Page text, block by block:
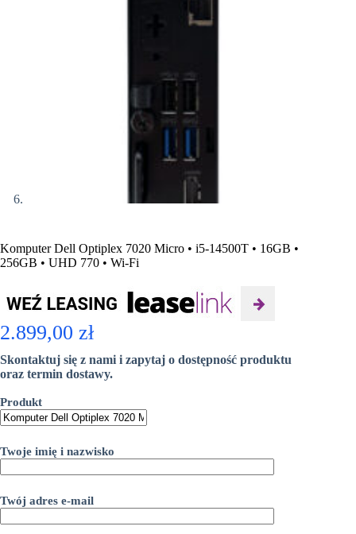
Komputer Dell Optiplex 7020 Micro • i5-14500T • 16GB •
256GB • UHD 770 • Wi-Fi
2.899,00 zł
Skontaktuj się z nami i zapytaj o dostępność produktu
oraz termin dostawy.
Produkt
Twoje imię i nazwisko
Twój adres e-mail